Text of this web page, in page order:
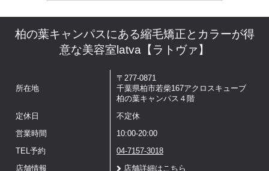
柏の葉キャンパスにある縮毛矯正とカラーが得
意な美容室latva【ラトヴァ】
所在地
〒277-0871
千葉県柏市若柴167アクロスキューブ
柏の葉キャンパス４階
定休日 不定休
営業時間 10:00-20:00
TEL予約 04-7157-3018
店舗情報 店舗詳細はこちら